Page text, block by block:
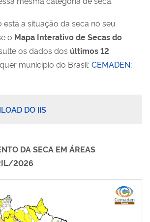
a situação da seca no seu
o Mapa Interativo de Secas do
os dados dos últimos 12
município do Brasil: CEMADEN:
DO IIS
DA SECA EM ÁREAS
2026